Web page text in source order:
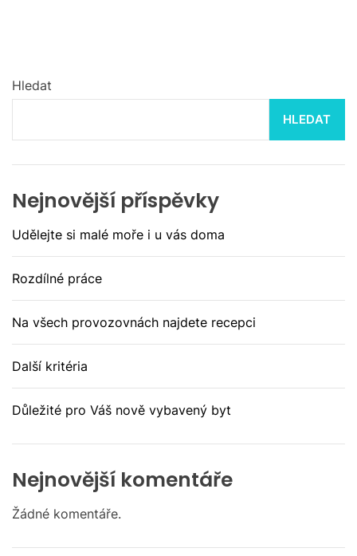
Hledat
HLEDAT
Nejnovější příspěvky
Udělejte si malé moře i u vás doma
Rozdílné práce
Na všech provozovnách najdete recepci
Další kritéria
Důležité pro Váš nově vybavený byt
Nejnovější komentáře
Žádné komentáře.